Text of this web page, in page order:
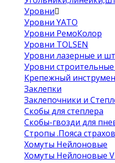
Уровни
Уровни YATO
Уровни РемоКолор
Уровни TOLSEN
Уровни лазерные и
Уровни
Крепежный
Заклепки
Заклепочники и
Скобы для степлера
Скобы-гвозди для
Стропы .Пояса
Хомуты Нейлоновые
Хомуты Нейлоновые